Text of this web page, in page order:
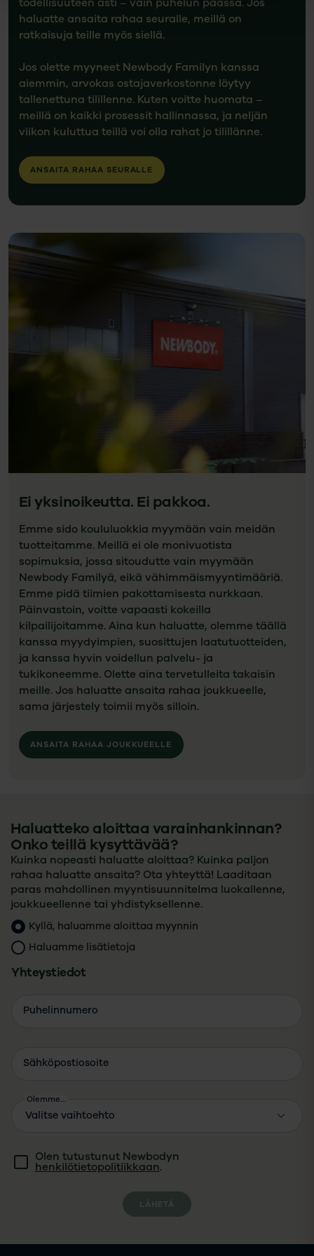
haluatte ansaita rahaa seuralle, meillä on
ratkaisuja teille myös siellä.
Jos olette myyneet Newbody Familyn kanssa
aiemmin, arvokas ostajaverkostonne löytyy
tallenettuna tilillenne. Kuten voitte huomata –
meillä on kaikki prosessit hallinnassa, ja neljän
viikon kuluttua teillä voi olla rahat jo tilillänne.
ANSAITA RAHAA SEURALLE
Ei yksinoikeutta. Ei pakkoa.
Emme sido koululuokkia myymään vain meidän
tuotteitamme. Meillä ei ole monivuotista
sopimuksia, jossa sitoudutte vain myymään
Newbody Familyä, eikä vähimmäismyyntimääriä.
Emme pidä tiimien pakottamisesta nurkkaan.
Päinvastoin, voitte vapaasti kokeilla
kilpailijoitamme. Aina kun haluatte, olemme täällä
kanssa myydyimpien, suosittujen laatutuotteiden,
ja kanssa hyvin voidellun palvelu- ja
tukikoneemme. Olette aina tervetulleita takaisin
meille. Jos haluatte ansaita rahaa joukkueelle,
sama järjestely toimii myös silloin.
ANSAITA RAHAA JOUKKUEELLE
Haluatteko aloittaa varainhankinnan?
Onko teillä kysyttävää?
Kuinka nopeasti haluatte aloittaa? Kuinka paljon
rahaa haluatte ansaita? Ota yhteyttä! Laaditaan
paras mahdollinen myyntisuunnitelma luokallenne,
joukkueellenne tai yhdistyksellenne.
Kyllä, haluamme aloittaa myynnin
Haluamme lisätietoja
Yhteystiedot
Puhelinnumero
Sähköpostiosoite
Olemme...
Olen tutustunut Newbodyn
henkilötietopolitiikkaan.
LÄHETÄ